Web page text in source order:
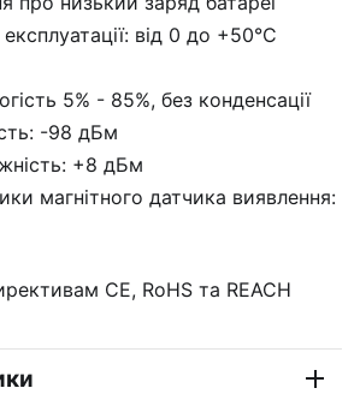
від 0 до +50°C
5% - 85%, без конденсації
-98 дБм
+8 дБм
магнітного датчика виявлення:
CE, RoHS та REACH